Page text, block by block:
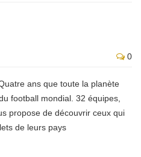
0
ans que toute la planète
football mondial. 32 équipes,
propose de découvrir ceux qui
de leurs pays